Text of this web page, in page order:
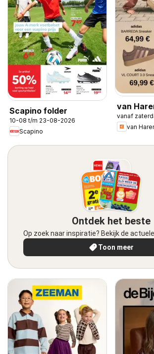
Scapino folder
10-08 t/m 23-08-2026
Scapino
van
vanaf
van
Ontdek het beste
Op zoek naar inspiratie? Bekijk de
Toon meer